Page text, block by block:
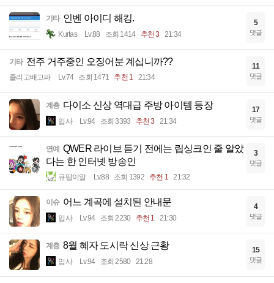
기타 인벤 아이디 해킹.
Kurtas Lv.88 조회 1414 추천 3 21:34
5
댓글
기타 전주 거주중인 오징어분 계십니까??
졸리고배고파 Lv.74 조회 1471 추천 1 21:34
11
댓글
계층 다이소 신상 역대급 주방 아이템 등장
입사 Lv.94 조회 3393 추천 3 21:34
17
댓글
연예
QWER 라이브 듣기 전에는 립싱크인 줄 알았
다는 한 인터넷 방송인
큐땁이알 Lv.88 조회 1392 추천 1 21:32
3
댓글
이슈 어느 계곡에 설치된 안내문
입사 Lv.94 조회 2230 추천 1 21:30
4
댓글
계층 8월 혜자 도시락 신상 근황
입사 Lv.94 조회 2580 21:28
15
댓글